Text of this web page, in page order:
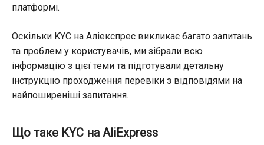
платформі.
Оскільки KYC на Аліекспрес викликає багато запитань
та проблем у користувачів, ми зібрали всю
інформацію з цієї теми та підготували детальну
інструкцію проходження перевіки з відповідями на
найпоширеніші запитання.
Що таке KYC на AliExpress